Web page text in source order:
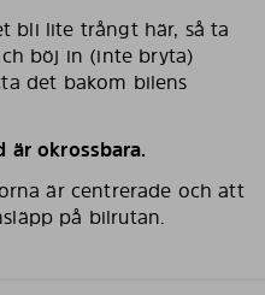
bli lite trångt här, så ta
böj in (inte bryta)
det bakom bilens
är okrossbara.
är centrerade och att
på bilrutan.